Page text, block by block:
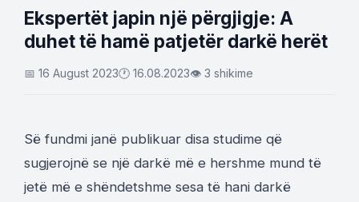
Ekspertët japin një përgjigje: A
duhet të hamë patjetër darkë herët
📅 16 August 2023🕐 16.08.2023👁 3 shikime
Së fundmi janë publikuar disa studime që
sugjerojnë se një darkë më e hershme mund të
jetë më e shëndetshme sesa të hani darkë